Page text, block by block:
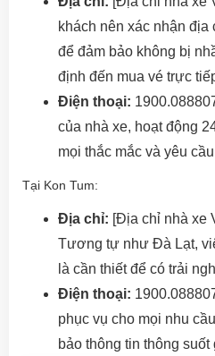
khách nên xác nhận địa
để đảm bảo không bị
định đến mua vé trực
Điện thoại:
của nhà xe, hoạt động
mọi thắc mắc và yêu
Tại Kon Tum:
Địa chỉ: [Địa chỉ nhà xe
Tương tự như Đà Lạt,
là cần thiết để có trải
Điện thoại:
phục vụ cho mọi nhu
bảo thông tin thông